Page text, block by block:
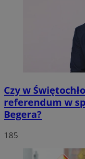
Czy w
referendum w
Begera?
185